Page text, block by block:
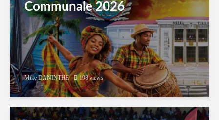
Communale 2026
Mike DANINTHE 198 views